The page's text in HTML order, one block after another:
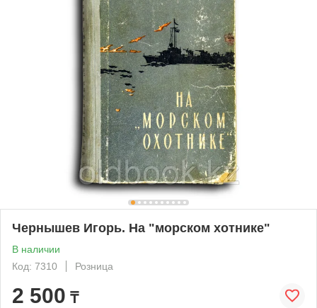
Чернышев Игорь. На "морском хотнике"
В наличии
Код: 7310
Розница
2 500 ₸